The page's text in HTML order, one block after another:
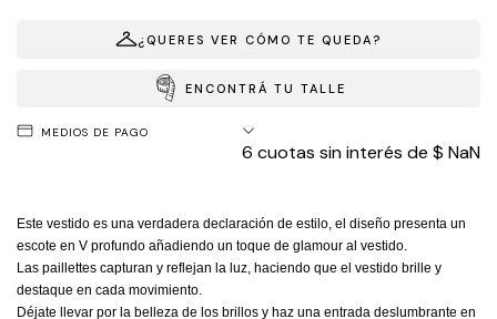
¿QUERES VER CÓMO TE QUEDA?
ENCONTRÁ TU TALLE
MEDIOS DE PAGO
6 cuotas sin interés de $ NaN
Este vestido es una verdadera declaración de estilo, el diseño presenta un
escote en V profundo añadiendo un toque de glamour al vestido.
Las paillettes capturan y reflejan la luz, haciendo que el vestido brille y
destaque en cada movimiento.
Déjate llevar por la belleza de los brillos y haz una entrada deslumbrante en